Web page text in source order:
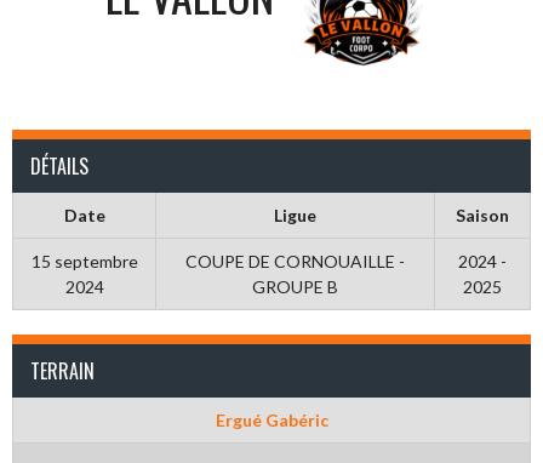
DÉTAILS
Date Ligue Saison
15 septembre
2024
COUPE DE CORNOUAILLE -
GROUPE B
2024 -
2025
TERRAIN
Ergué Gabéric